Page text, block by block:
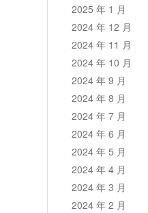
2025 年 1 月
2024 年 12 月
2024 年 11 月
2024 年 10 月
2024 年 9 月
2024 年 8 月
2024 年 7 月
2024 年 6 月
2024 年 5 月
2024 年 4 月
2024 年 3 月
2024 年 2 月